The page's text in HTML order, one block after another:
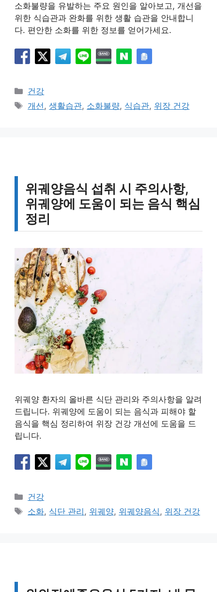
소화불량을 유발하는 주요 원인을 알아보고, 개선을
위한 식습관과 완화를 위한 생활 습관을 안내합니
다. 편안한 소화를 위한 정보를 얻어가세요.
카
테
건강
태
개선,생활습관, 소화불량, 식습관, 위장 건강
위궤양음식 섭취 시 주의사항,
위궤양에 도움이 되는 음식 핵심
정리
위궤양 환자의 올바른 식단 관리와 주의사항을 알려
드립니다. 위궤양에 도움이 되는 음식과 피해야 할
음식을 핵심 정리하여 위장 건강 개선에 도움을 드
립니다.
카
테
건강
태
소화, 식단 관리 , 위궤양, 위궤양음식, 위장 건강